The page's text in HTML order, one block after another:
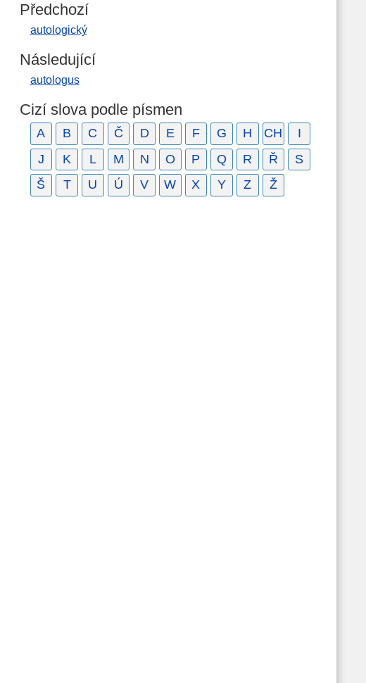
Předchozí
autologický
Následující
autologus
Cizí slova podle písmen
A B C Č D E F G H CH
I
J
K L M N O P Q R Ř
S
Š
T U Ú V W X Y Z Ž